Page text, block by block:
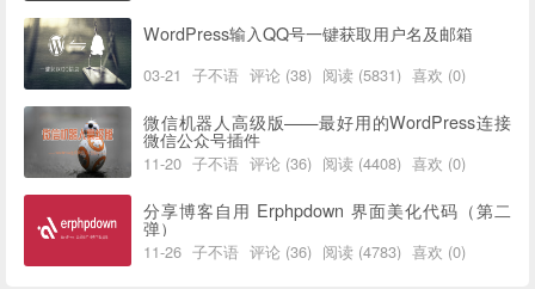
WordPress输入QQ号一键获取用户名及邮箱
03-21 子不语 评论 (38) 阅读 (5831) 喜欢 (0)
微信机器人高级版——最好用的WordPress连接
微信公众号插件
11-20 子不语 评论 (36) 阅读 (4408) 喜欢 (0)
分享博客自用 Erphpdown 界面美化代码（第二
弹）
11-26 子不语 评论 (36) 阅读 (4783) 喜欢 (0)